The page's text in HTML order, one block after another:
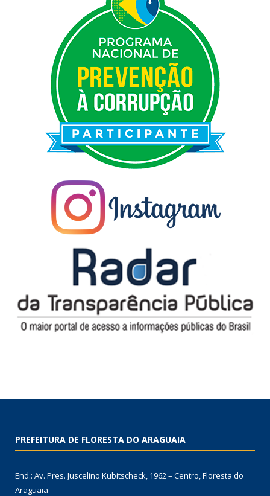
PREFEITURA DE FLORESTA DO ARAGUAIA
End.: Av. Pres. Juscelino Kubitscheck, 1962 – Centro, Floresta do
Araguaia